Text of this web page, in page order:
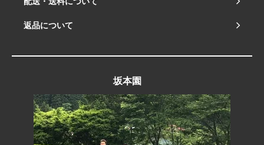
返品について
坂本園